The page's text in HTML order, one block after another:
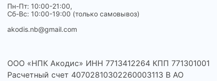
Пн-Пт: 10:00-21:00,
Сб-Вс: 10:00-19:00 (только самовывоз)
akodis.nb@gmail.com
ООО «НПК Акодис» ИНН 7713412264 КПП 771301001
Расчетный счет 40702810302260003113 В АО